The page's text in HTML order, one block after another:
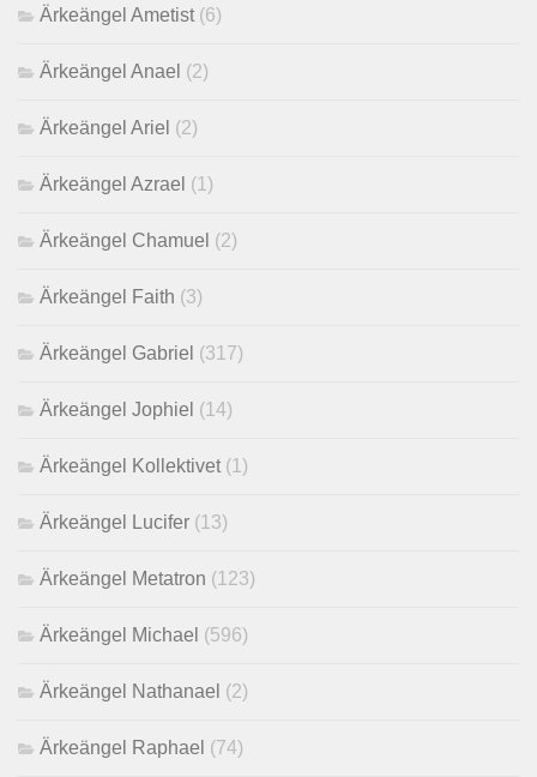
Ärkeängel Ametist (6)
Ärkeängel Anael (2)
Ärkeängel Ariel (2)
Ärkeängel Azrael (1)
Ärkeängel Chamuel (2)
Ärkeängel Faith (3)
Ärkeängel Gabriel (317)
Ärkeängel Jophiel (14)
Ärkeängel Kollektivet (1)
Ärkeängel Lucifer (13)
Ärkeängel Metatron (123)
Ärkeängel Michael (596)
Ärkeängel Nathanael (2)
Ärkeängel Raphael (74)